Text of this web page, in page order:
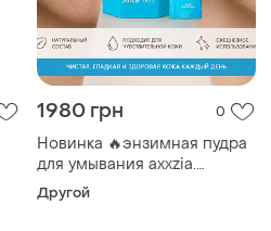
1980 грн 0
Новинка 🔥энзимная пудра
для умывания axxzia.
обновление кожи
Другой